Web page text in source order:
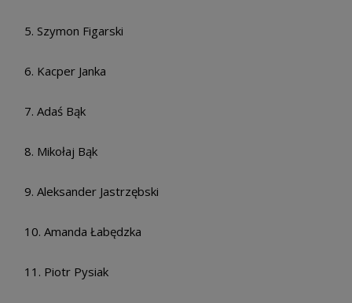
5. Szymon Figarski
6. Kacper Janka
7. Adaś Bąk
8. Mikołaj Bąk
9. Aleksander Jastrzębski
10. Amanda Łabędzka
11. Piotr Pysiak